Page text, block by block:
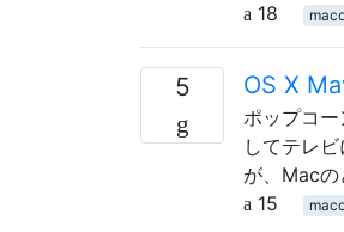
18
5 OS X
ポップコ
してテレ
が、Macの
15